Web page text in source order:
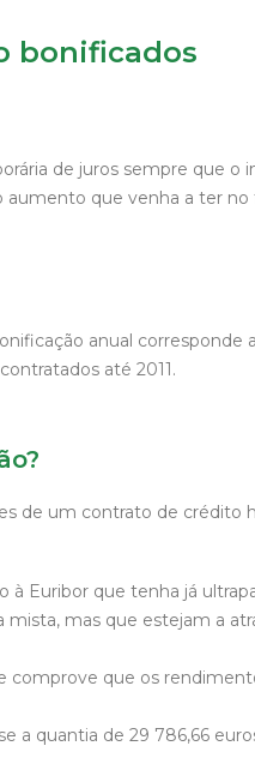
bonificados
de juros sempre que
que venha a ter no
anual corresponde
até 2011.
de um contrato de crédito
Euribor que tenha já
mas que estejam a
comprove que os
a quantia de 29 786,66